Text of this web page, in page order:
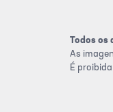
Todos os
As
É